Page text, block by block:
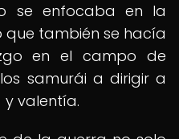
se enfocaba en la
que también se hacía
en el campo de
samurái a dirigir a
valentía.